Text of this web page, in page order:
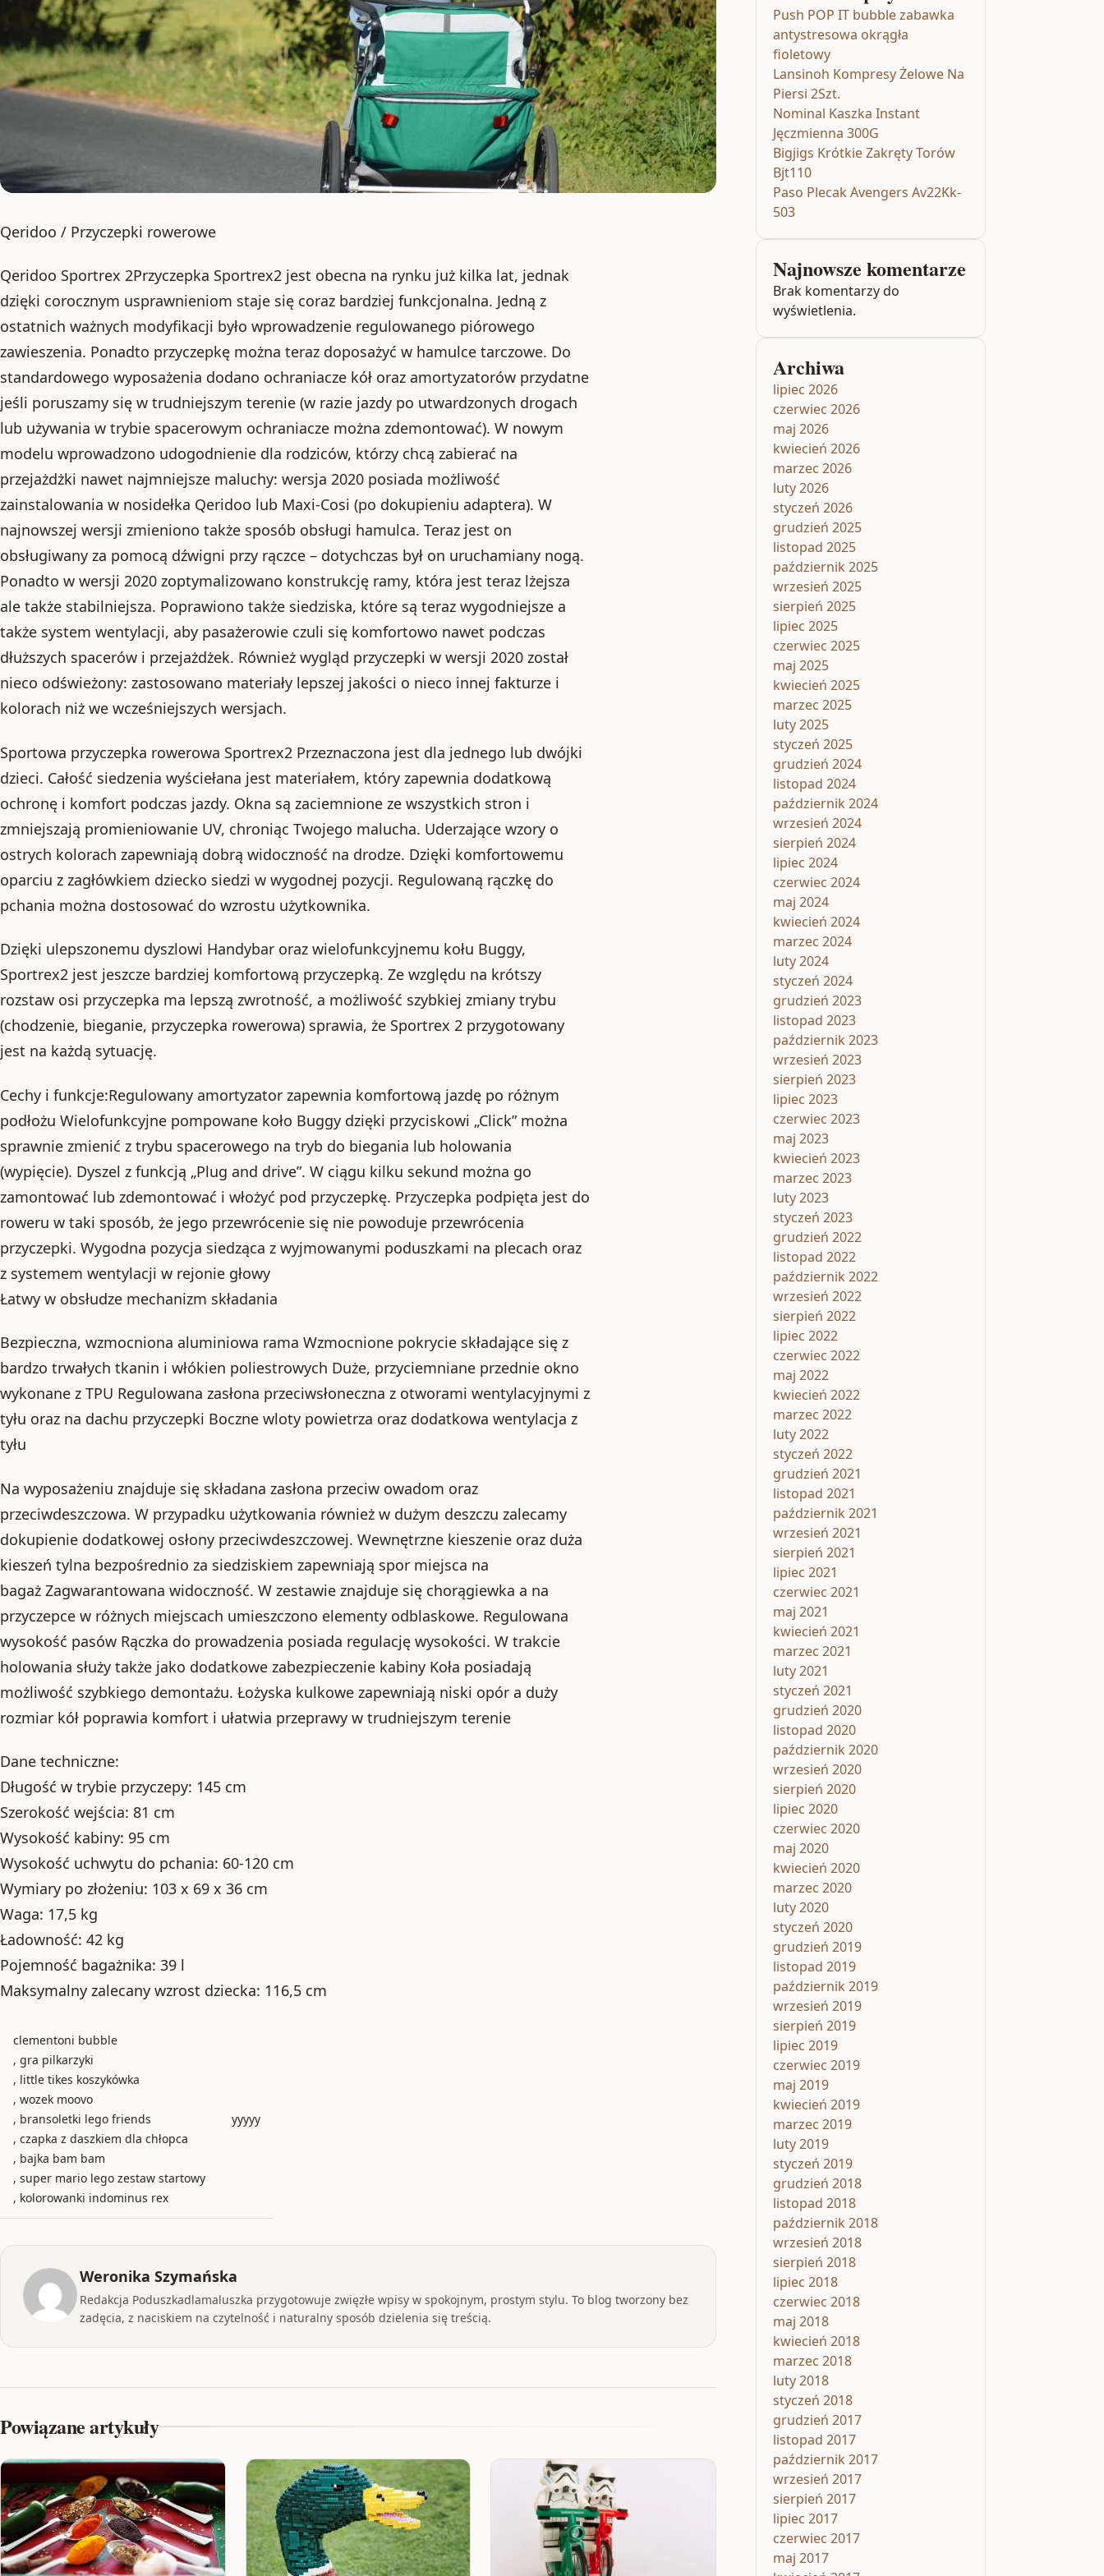
Qeridoo / Przyczepki rowerowe
Qeridoo Sportrex 2Przyczepka Sportrex2 jest obecna na rynku już kilka lat, jednak
dzięki corocznym usprawnieniom staje się coraz bardziej funkcjonalna. Jedną z
ostatnich ważnych modyfikacji było wprowadzenie regulowanego piórowego
zawieszenia. Ponadto przyczepkę można teraz doposażyć w hamulce tarczowe. Do
standardowego wyposażenia dodano ochraniacze kół oraz amortyzatorów przydatne
jeśli poruszamy się w trudniejszym terenie (w razie jazdy po utwardzonych drogach
lub używania w trybie spacerowym ochraniacze można zdemontować). W nowym
modelu wprowadzono udogodnienie dla rodziców, którzy chcą zabierać na
przejażdżki nawet najmniejsze maluchy: wersja 2020 posiada możliwość
zainstalowania w nosidełka Qeridoo lub Maxi-Cosi (po dokupieniu adaptera). W
najnowszej wersji zmieniono także sposób obsługi hamulca. Teraz jest on
obsługiwany za pomocą dźwigni przy rączce – dotychczas był on uruchamiany nogą.
Ponadto w wersji 2020 zoptymalizowano konstrukcję ramy, która jest teraz lżejsza
ale także stabilniejsza. Poprawiono także siedziska, które są teraz wygodniejsze a
także system wentylacji, aby pasażerowie czuli się komfortowo nawet podczas
dłuższych spacerów i przejażdżek. Również wygląd przyczepki w wersji 2020 został
nieco odświeżony: zastosowano materiały lepszej jakości o nieco innej fakturze i
kolorach niż we wcześniejszych wersjach.
Sportowa przyczepka rowerowa Sportrex2 Przeznaczona jest dla jednego lub dwójki
dzieci. Całość siedzenia wyściełana jest materiałem, który zapewnia dodatkową
ochronę i komfort podczas jazdy. Okna są zaciemnione ze wszystkich stron i
zmniejszają promieniowanie UV, chroniąc Twojego malucha. Uderzające wzory o
ostrych kolorach zapewniają dobrą widoczność na drodze. Dzięki komfortowemu
oparciu z zagłówkiem dziecko siedzi w wygodnej pozycji. Regulowaną rączkę do
pchania można dostosować do wzrostu użytkownika.
Dzięki ulepszonemu dyszlowi Handybar oraz wielofunkcyjnemu kołu Buggy,
Sportrex2 jest jeszcze bardziej komfortową przyczepką. Ze względu na krótszy
rozstaw osi przyczepka ma lepszą zwrotność, a możliwość szybkiej zmiany trybu
(chodzenie, bieganie, przyczepka rowerowa) sprawia, że Sportrex 2 przygotowany
jest na każdą sytuację.
Cechy i funkcje:Regulowany amortyzator zapewnia komfortową jazdę po różnym
podłożu Wielofunkcyjne pompowane koło Buggy dzięki przyciskowi „Click” można
sprawnie zmienić z trybu spacerowego na tryb do biegania lub holowania
(wypięcie). Dyszel z funkcją „Plug and drive”. W ciągu kilku sekund można go
zamontować lub zdemontować i włożyć pod przyczepkę. Przyczepka podpięta jest do
roweru w taki sposób, że jego przewrócenie się nie powoduje przewrócenia
przyczepki. Wygodna pozycja siedząca z wyjmowanymi poduszkami na plecach oraz
z systemem wentylacji w rejonie głowy
Łatwy w obsłudze mechanizm składania
Bezpieczna, wzmocniona aluminiowa rama Wzmocnione pokrycie składające się z
bardzo trwałych tkanin i włókien poliestrowych Duże, przyciemniane przednie okno
wykonane z TPU Regulowana zasłona przeciwsłoneczna z otworami wentylacyjnymi z
tyłu oraz na dachu przyczepki Boczne wloty powietrza oraz dodatkowa wentylacja z
tyłu
Na wyposażeniu znajduje się składana zasłona przeciw owadom oraz
przeciwdeszczowa. W przypadku użytkowania również w dużym deszczu zalecamy
dokupienie dodatkowej osłony przeciwdeszczowej. Wewnętrzne kieszenie oraz duża
kieszeń tylna bezpośrednio za siedziskiem zapewniają spor miejsca na
bagaż Zagwarantowana widoczność. W zestawie znajduje się chorągiewka a na
przyczepce w różnych miejscach umieszczono elementy odblaskowe. Regulowana
wysokość pasów Rączka do prowadzenia posiada regulację wysokości. W trakcie
holowania służy także jako dodatkowe zabezpieczenie kabiny Koła posiadają
możliwość szybkiego demontażu. Łożyska kulkowe zapewniają niski opór a duży
rozmiar kół poprawia komfort i ułatwia przeprawy w trudniejszym terenie
Dane techniczne:
Długość w trybie przyczepy: 145 cm
Szerokość wejścia: 81 cm
Wysokość kabiny: 95 cm
Wysokość uchwytu do pchania: 60-120 cm
Wymiary po złożeniu: 103 x 69 x 36 cm
Waga: 17,5 kg
Ładowność: 42 kg
Pojemność bagażnika: 39 l
Maksymalny zalecany wzrost dziecka: 116,5 cm
clementoni bubble
, gra pilkarzyki
, little tikes koszykówka
, wozek moovo
, bransoletki lego friends
, czapka z daszkiem dla chłopca
, bajka bam bam
, super mario lego zestaw startowy
, kolorowanki indominus rex
yyyyy
Weronika Szymańska
Redakcja Poduszkadlamaluszka przygotowuje zwięzłe wpisy w spokojnym, prostym stylu. To blog tworzony bez
zadęcia, z naciskiem na czytelność i naturalny sposób dzielenia się treścią.
Powiązane artykuły
Push POP IT bubble zabawka
antystresowa okrągła
fioletowy
Lansinoh Kompresy Żelowe Na
Piersi 2Szt.
Nominal Kaszka Instant
Jęczmienna 300G
Bigjigs Krótkie Zakręty Torów
Bjt110
Paso Plecak Avengers Av22Kk-
503
Najnowsze komentarze
Brak komentarzy do
wyświetlenia.
Archiwa
lipiec 2026
czerwiec 2026
maj 2026
kwiecień 2026
marzec 2026
luty 2026
styczeń 2026
grudzień 2025
listopad 2025
październik 2025
wrzesień 2025
sierpień 2025
lipiec 2025
czerwiec 2025
maj 2025
kwiecień 2025
marzec 2025
luty 2025
styczeń 2025
grudzień 2024
listopad 2024
październik 2024
wrzesień 2024
sierpień 2024
lipiec 2024
czerwiec 2024
maj 2024
kwiecień 2024
marzec 2024
luty 2024
styczeń 2024
grudzień 2023
listopad 2023
październik 2023
wrzesień 2023
sierpień 2023
lipiec 2023
czerwiec 2023
maj 2023
kwiecień 2023
marzec 2023
luty 2023
styczeń 2023
grudzień 2022
listopad 2022
październik 2022
wrzesień 2022
sierpień 2022
lipiec 2022
czerwiec 2022
maj 2022
kwiecień 2022
marzec 2022
luty 2022
styczeń 2022
grudzień 2021
listopad 2021
październik 2021
wrzesień 2021
sierpień 2021
lipiec 2021
czerwiec 2021
maj 2021
kwiecień 2021
marzec 2021
luty 2021
styczeń 2021
grudzień 2020
listopad 2020
październik 2020
wrzesień 2020
sierpień 2020
lipiec 2020
czerwiec 2020
maj 2020
kwiecień 2020
marzec 2020
luty 2020
styczeń 2020
grudzień 2019
listopad 2019
październik 2019
wrzesień 2019
sierpień 2019
lipiec 2019
czerwiec 2019
maj 2019
kwiecień 2019
marzec 2019
luty 2019
styczeń 2019
grudzień 2018
listopad 2018
październik 2018
wrzesień 2018
sierpień 2018
lipiec 2018
czerwiec 2018
maj 2018
kwiecień 2018
marzec 2018
luty 2018
styczeń 2018
grudzień 2017
listopad 2017
październik 2017
wrzesień 2017
sierpień 2017
lipiec 2017
czerwiec 2017
maj 2017